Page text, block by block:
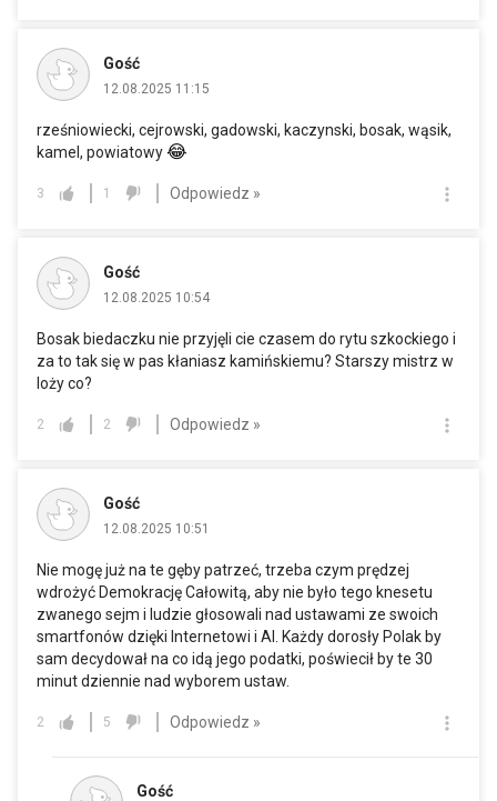
Gość
12.08.2025 11:15
rześniowiecki, cejrowski, gadowski, kaczynski, bosak, wąsik,
kamel, powiatowy😂
3 1 Odpowiedz »
Gość
12.08.2025 10:54
Bosak biedaczku nie przyjęli cie czasem do rytu szkockiego i
za to tak się w pas kłaniasz kamińskiemu? Starszy mistrz w
loży co?
2 2 Odpowiedz »
Gość
12.08.2025 10:51
Nie mogę już na te gęby patrzeć, trzeba czym prędzej
wdrożyć Demokrację Całowitą, aby nie było tego knesetu
zwanego sejm i ludzie głosowali nad ustawami ze swoich
smartfonów dzięki Internetowi i AI. Każdy dorosły Polak by
sam decydował na co idą jego podatki, poświecił by te 30
minut dziennie nad wyborem ustaw.
2 5 Odpowiedz »
Gość